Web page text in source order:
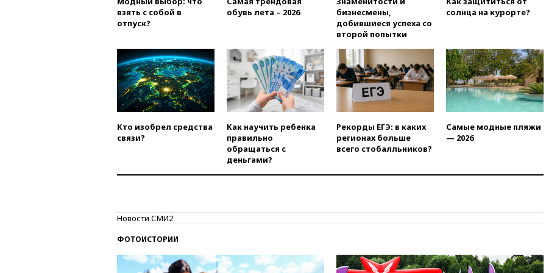
штурмовую дивизию
легендарной
добропольском направлении
вчера, 21:58Генпрокуратура
признала нежелательным в
РФ американский Human
Rights Foundation
вчера, 21:35«Аэрофлот»
отменяет часть рейсов в Сочи
и Геленджик
выиграл золото чемпионата
вчера, 21:00В России вновь
взять с собой в
отпуск?
обувь лета – 2026
бизнесмены,
добившиеся успеха со
второй попытки
солнца на курорте?
Кто изобрел средства
связи?
Как научить ребенка
правильно
обращаться с
деньгами?
Рекорды ЕГЭ: в каких
регионах больше
всего стобалльников?
Самые модные пляжи
— 2026
Новости СМИ2
ФОТОИСТОРИИ